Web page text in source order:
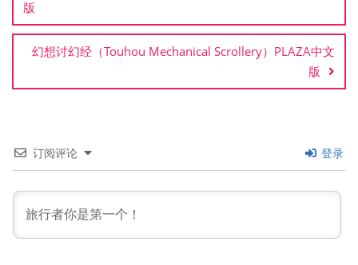
航
版
幻想讨幻经（Touhou Mechanical Scrollery）PLAZA中文
版
订阅评论 登录